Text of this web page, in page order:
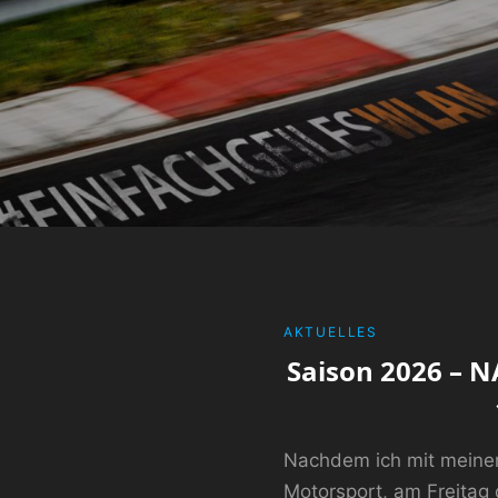
CATEGORIES
AKTUELLES
Saison 2026 –
Nachdem ich mit
Motorsport, am